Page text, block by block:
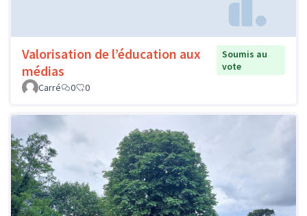
Valorisation de l’éducation aux
médias
Soumis au
vote
Carré
0 0